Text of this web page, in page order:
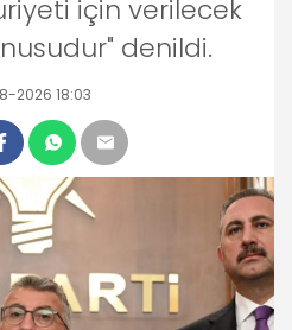
için verilecek
denildi.
2026 18:03